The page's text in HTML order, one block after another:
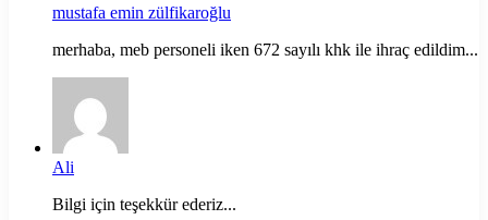
mustafa emin zülfikaroğlu
merhaba, meb personeli iken 672 sayılı khk ile ihraç edildim...
Ali
Bilgi için teşekkür ederiz...